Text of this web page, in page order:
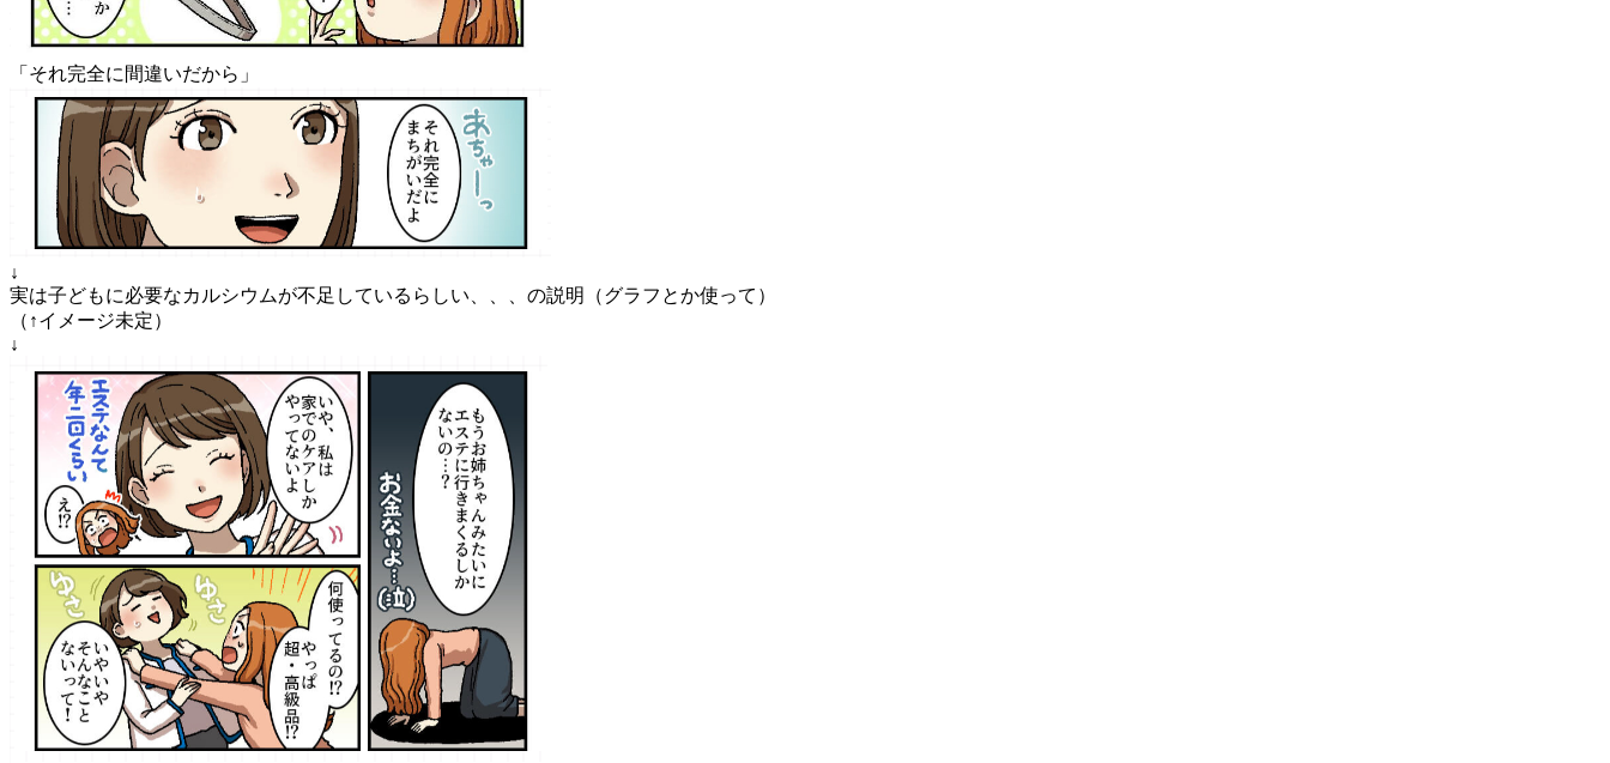
「それ完全に間違いだから」
↓
実は子どもに必要なカルシウムが不足しているらしい、、、の説明（グラフとか使って）
（↑イメージ未定）
↓